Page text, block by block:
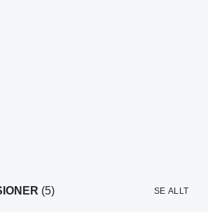
(5) SE ALLT